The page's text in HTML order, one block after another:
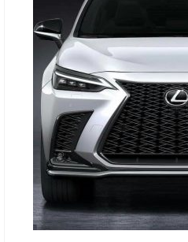
エムズオート
M’sCollection
エムズオートとは
サービス・保証
買取のご案内
店舗情報